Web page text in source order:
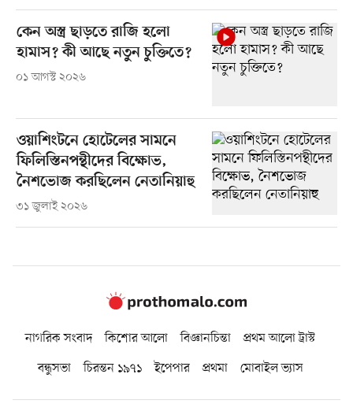
কেন অস্ত্র ছাড়তে রাজি হলো
হামাস? কী আছে নতুন চুক্তিতে?
০১ আগস্ট ২০২৬
ওয়াশিংটনে হোটেলের সামনে
ফিলিস্তিনপন্থীদের বিক্ষোভ,
নৈশভোজ করছিলেন নেতানিয়াহু
৩১ জুলাই ২০২৬
নাগরিক সংবাদ কিশোর আলো বিজ্ঞানচিন্তা
প্রথম আলো ট্রাস্ট
বন্ধুসভা
চিরন্তন ১৯৭১ ইপেপার প্রথমা মোবাইল ভ্যাস